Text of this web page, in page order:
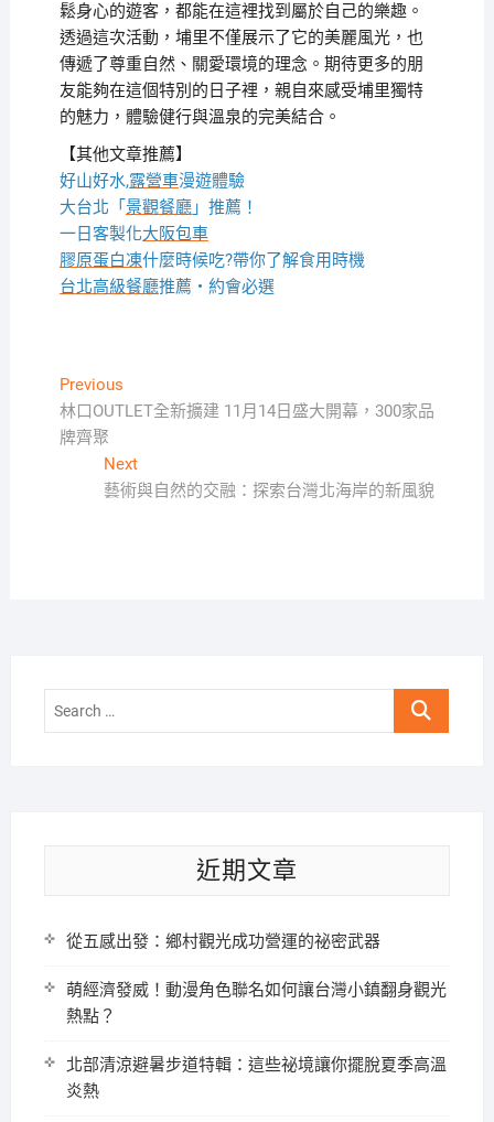
鬆身心的遊客，都能在這裡找到屬於自己的樂趣。
透過這次活動，埔里不僅展示了它的美麗風光，也
傳遞了尊重自然、關愛環境的理念。期待更多的朋
友能夠在這個特別的日子裡，親自來感受埔里獨特
的魅力，體驗健行與溫泉的完美結合。
【其他文章推薦】
好山好水,露營車漫遊體驗
大台北「 景觀餐廳」推薦！
一日客製化大阪包車
膠原蛋白凍什麼時候吃?帶你了解食用時機
台北高級餐廳推薦・約會必選
文
章
PreviousPrevious
post:
林口OUTLET全新擴建 11月14日盛大開幕，300家品
牌齊聚
NextNext
post:
藝術與自然的交融：探索台灣北海岸的新風貌
Search
近期文章
從五感出發：鄉村觀光成功營運的祕密武器
萌經濟發威！動漫角色聯名如何讓台灣小鎮翻身觀光
熱點？
北部清涼避暑步道特輯：這些祕境讓你擺脫夏季高溫
炎熱